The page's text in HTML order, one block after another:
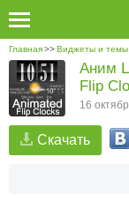
Главная>>Виджеты и темы
Скачать
Аним
Flip
16